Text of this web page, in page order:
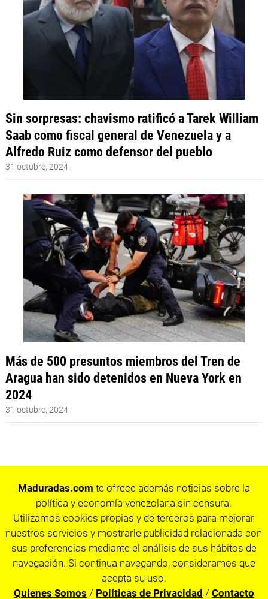
Sin sorpresas: chavismo ratificó a Tarek William
Saab como fiscal general de Venezuela y a
Alfredo Ruiz como defensor del pueblo
31 octubre, 2024
Más de 500 presuntos miembros del Tren de
Aragua han sido detenidos en Nueva York en
2024
31 octubre, 2024
Maduradas.com te ofrece además noticias sobre la
política y economía venezolana sin censura.
Utilizamos cookies propias y de terceros para mejorar
nuestros servicios y mostrarle publicidad relacionada con
sus preferencias mediante el análisis de sus hábitos de
navegación. Si continua navegando, consideramos que
acepta su uso.
Quienes Somos / Políticas de Privacidad / Contacto